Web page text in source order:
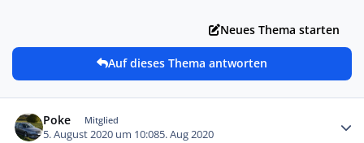
Neues Thema starten
Auf dieses Thema antworten
Poke Mitglied
5. August 2020 um 10:085. Aug 2020